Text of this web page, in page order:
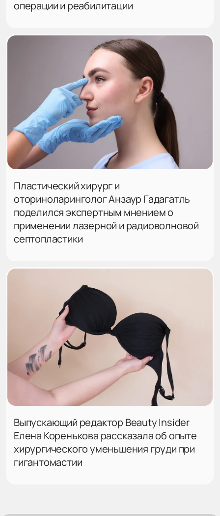
операции и реабилитации
Пластический хирург и
оториноларинголог Анзаур Гадагатль
поделился экспертным мнением о
применении лазерной и радиоволновой
септопластики
Выпускающий редактор Beauty Insider
Елена Коренькова рассказала об опыте
хирургического уменьшения груди при
гигантомастии